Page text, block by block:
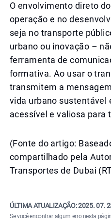
O envolvimento direto
operação e no
seja no transporte
urbano ou inovação –
ferramenta de
formativa. Ao usar o
transmitem a
vida urbano sustentável
acessível e valiosa para
(Fonte do artigo:
compartilhado pela
Transportes de Dubai
ÚLTIMA ATUALIZAÇÃO:2025. 07.
Se você encontrar algum erro nesta